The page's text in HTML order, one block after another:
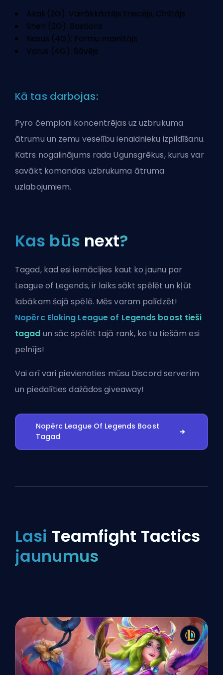
Akali (2G): Vairākkārtējs triecējs, Cīnītājs
Shen (2G): Bastions
Nasus (4G): Formu mainītājs
Varus (4G): Šāvējs
Kā tas darbojas:
Pyro čempioni koncentrējas uz uzbrukuma
ātrumu un zemu veselību ienaidnieku izpildīšanu.
Katrs nogalinājums rada Ugunsgrēkus, kurus var
savākt komandas uzbrukuma ātruma
uzlabojumiem.
Kas būs next?
Tagad, kad esi iemācījies kaut ko jaunu par
League of Legends, ir laiks sākt spēlēt un kļūt
labākam šajā spēlē. Mēs varam palīdzēt!
Nopērc Eloking League of Legends boost tieši
tagad un sāc spēlēt tajā rank, ko tu tiešām esi
pelnījis!
Vai arī vari pievienoties mūsu Discord serverim
un piedalīties dažādos giveaway!
Nopērc League Of Legends Boost
Tagad
Lasi Teamfight Tactics
jaunumus